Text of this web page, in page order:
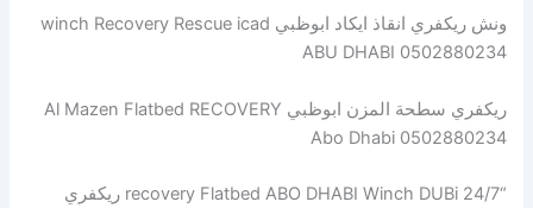
ونش ريكفري انقاذ ايكاد ابوظبي winch Recovery Rescue icad
ABU DHABI 0502880234
ريكفري سطحة المزن ابوظبي Al Mazen Flatbed RECOVERY
Abo Dhabi 0502880234
“recovery Flatbed ABO DHABI Winch DUBi 24/7 ريكفري